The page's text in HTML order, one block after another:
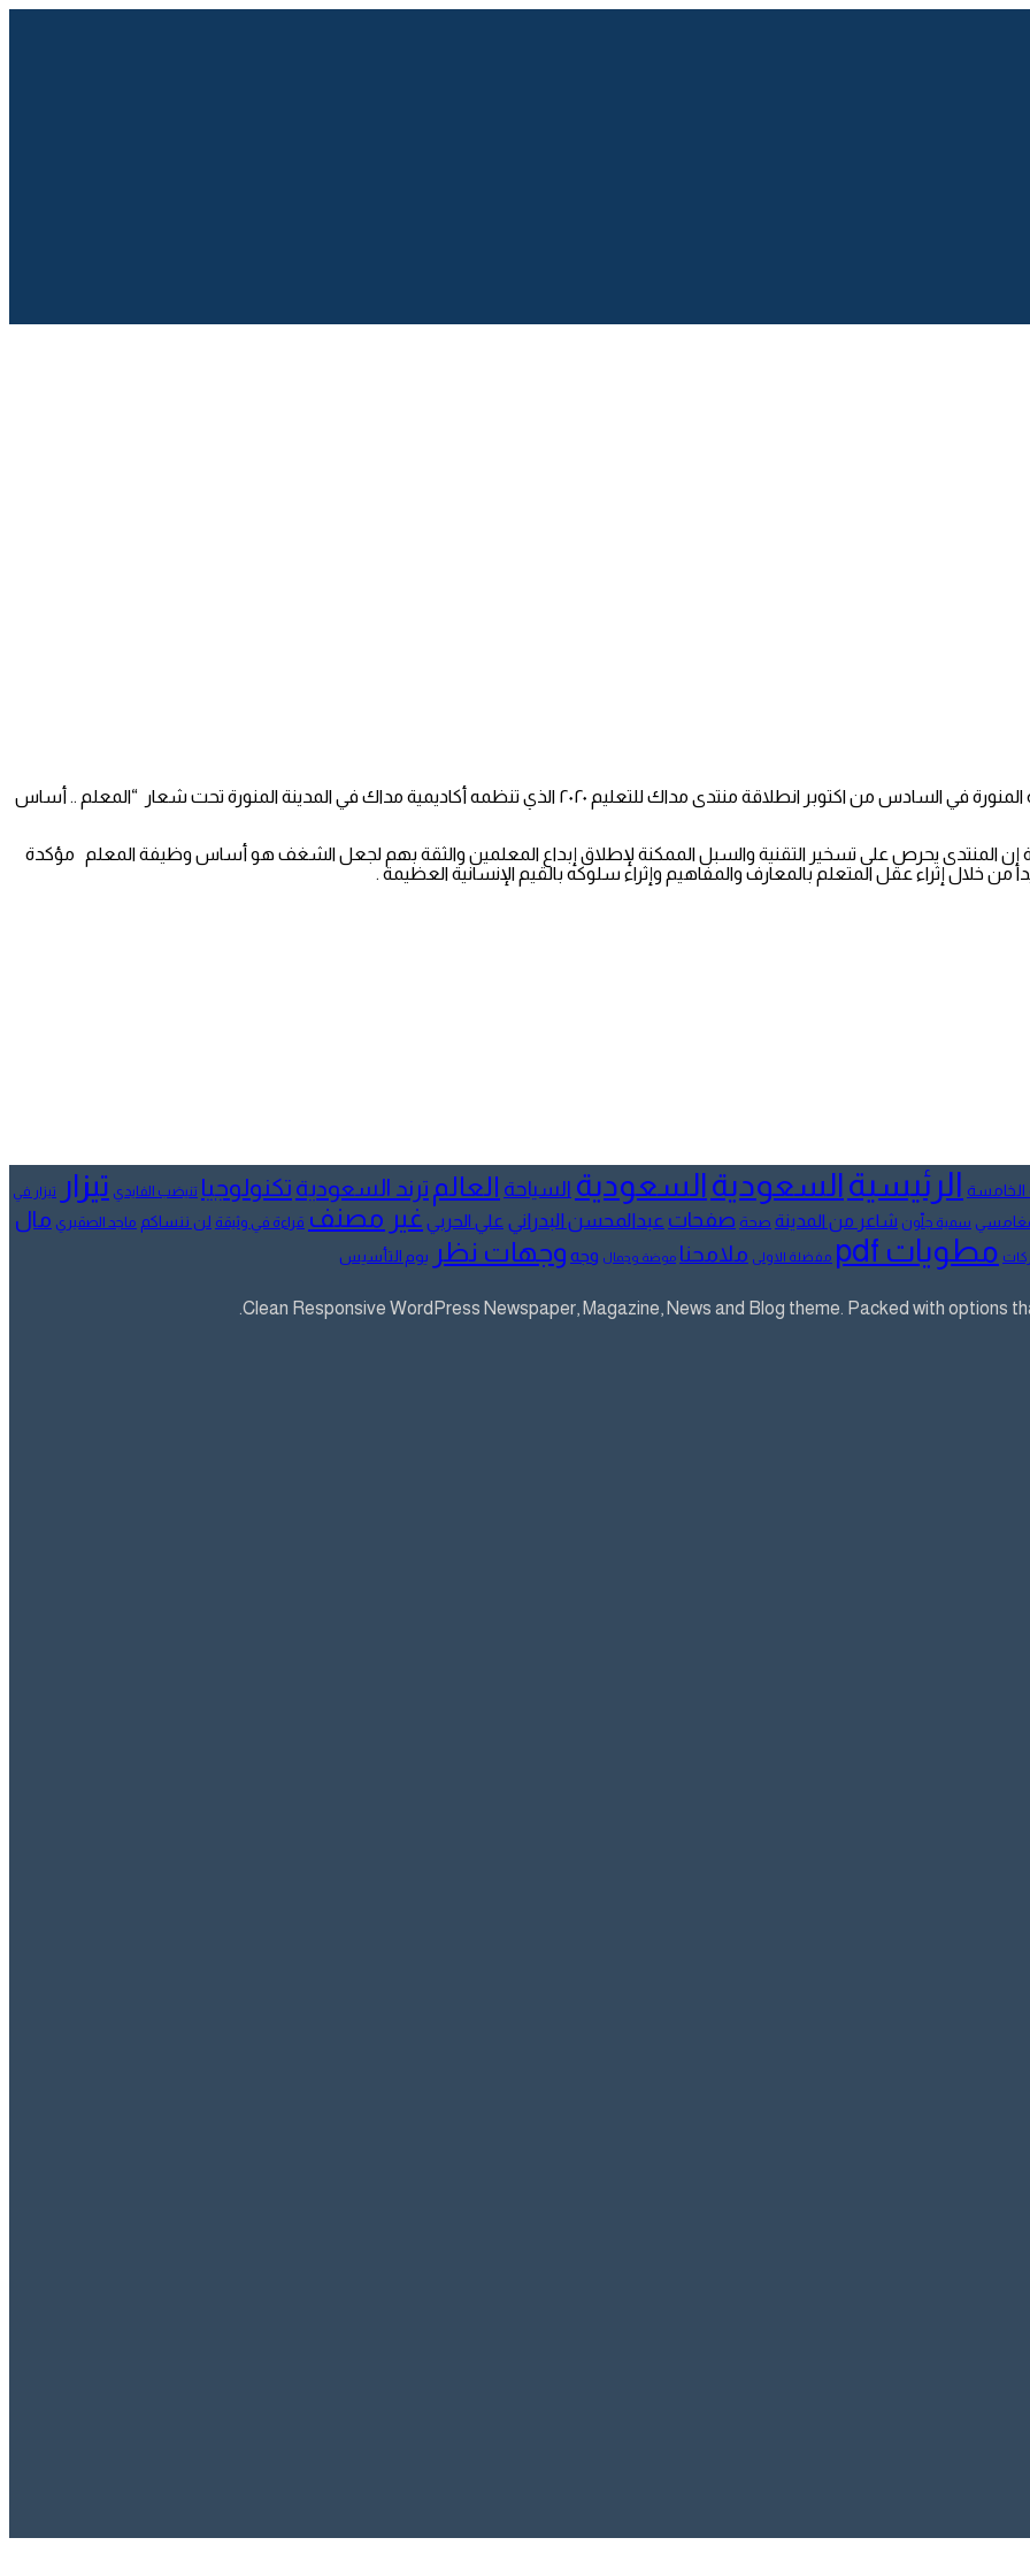
يرعى صاحب السمو الملكي الأمير فيصل بن سلمان أمير منطقة المدينة المنورة في السادس من اكتوبر انطلاقة منتدى مداك للتعليم ٢٠٢٠ الذي تنظمه أكاديمية مداك في المدينة المنورة تحت شعار “المعلم .. أساس
إن المنتدى يحرص على تسخير التقنية والسبل الممكنة لإطلاق إبداع المعلمين والثقة بهم لجعل الشغف هو أساس وظيفة المعلم مؤكدة
من خلال إثراء عقل المتعلم بالمعارف والمفاهيم وإثراء سلوكه بالقيم الإنسانية العظيمة .
الخامسة الرئيسيةالسعوديةالسعودية السياحة العالم ترند السعودية تكنولوجيا تنيضب الفايدي تيزار تيزار في
سمية جلّون شاعر من المدينة صحة صفحات عبدالمحسن البدراني علي الحربي غير مصنف قراءة في وثيقة لن ننساكم ماجد الصقيري مال
مطويات pdf مفضلة الاولى ملامحنا موضة وجمال وجه وجهات نظر يوم التأسيس
Clean Responsive WordPress Newspaper, Magazine, News and Blog theme. Packed with options